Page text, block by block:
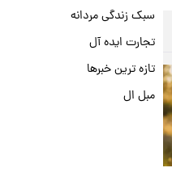
سبک زندگی مردانه
تجارت ایده آل
تازه ترین خبرها
مبل ال